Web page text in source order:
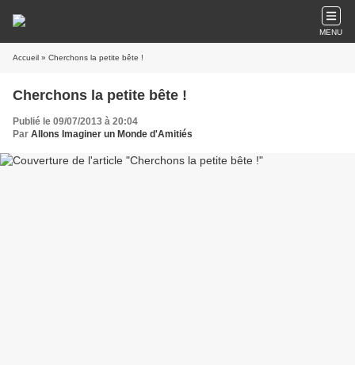
MENU
Accueil » Cherchons la petite bête !
Cherchons la petite bête !
Publié le 09/07/2013 à 20:04
Par Allons Imaginer un Monde d'Amitiés